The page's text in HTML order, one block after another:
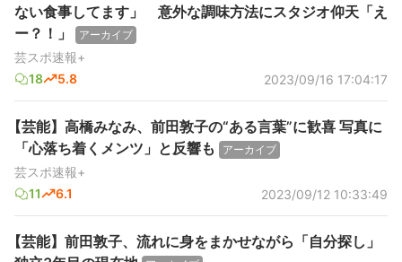
ない食事してます」 意外な調味方法にスタジオ仰天「え
ー？！」
アーカイブ
芸スポ速報+
18
5.8 2023/09/16 17:04:17
【芸能】高橋みなみ、前田敦子の“ある言葉”に歓喜 写真に
「心落ち着くメンツ」と反響も
アーカイブ
芸スポ速報+
11
6.1 2023/09/12 10:33:49
【芸能】前田敦子、流れに身をまかせながら「自分探し」